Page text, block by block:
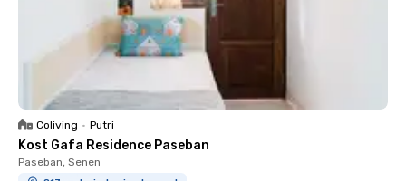
Coliving • Putri
Kost Gafa Residence Paseban
Paseban, Senen